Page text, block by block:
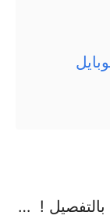
بالتفصيل ! …